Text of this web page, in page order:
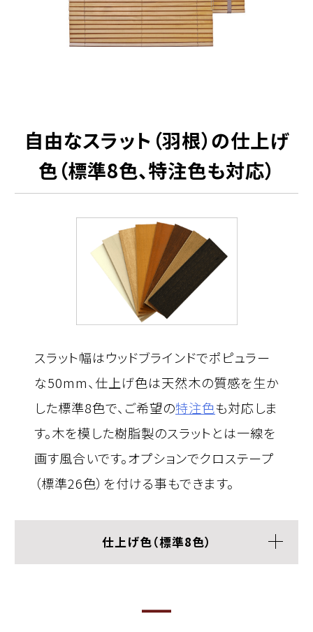
自由なスラット（羽根）の仕上げ
色（標準8色、特注色も対応）
スラット幅はウッドブラインドでポピュラー
な50mm、仕上げ色は天然木の質感を生か
した標準8色で、ご希望の特注色も対応しま
す。木を模した樹脂製のスラットとは一線を
画す風合いです。オプションでクロステープ
（標準26色）を付ける事もできます。
仕上げ色（標準8色）